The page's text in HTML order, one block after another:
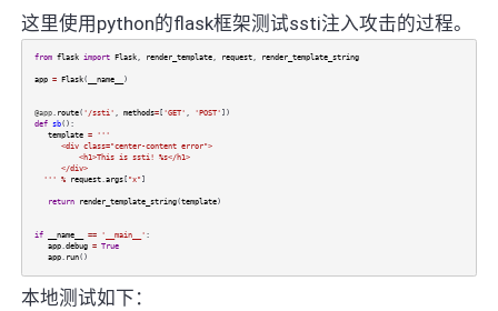
这里使用python的flask框架测试ssti注入攻击的过程。
from flask import Flask, render_template, request, render_template_string
app = Flask( __name__ )
@app. route( '/ssti' , methods=[ 'GET' , 'POST' ])
def sb():
template = '''
<div class="center-content error">
<h1>This is ssti! %s</h1>
</div>
''' % request.args[ "x" ]
return render_template_string(template)
if __name__ == '__main__' :
app.debug = True
app. run()
本地测试如下：